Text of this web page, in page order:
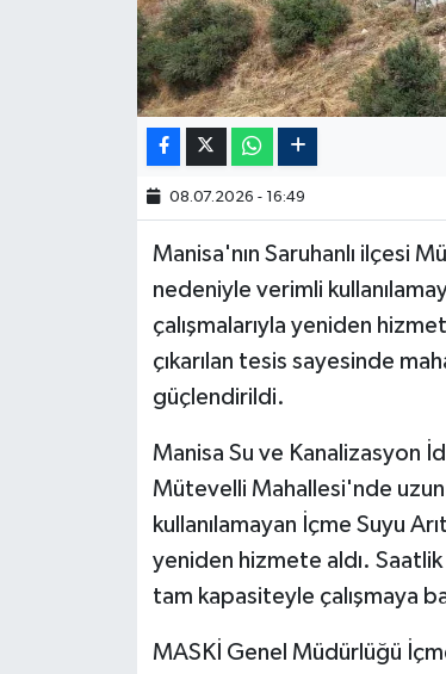
08.07.2026 - 16:49
Manisa'nın Saruhanlı ilçesi
nedeniyle verimli
çalışmalarıyla yeniden
çıkarılan tesis sayesinde
güçlendirildi.
Manisa Su ve Kanalizasyon
Mütevelli Mahallesi'nde
kullanılamayan İçme Suyu
yeniden hizmete aldı.
tam kapasiteyle çalışmaya
MASKİ Genel Müdürlüğü